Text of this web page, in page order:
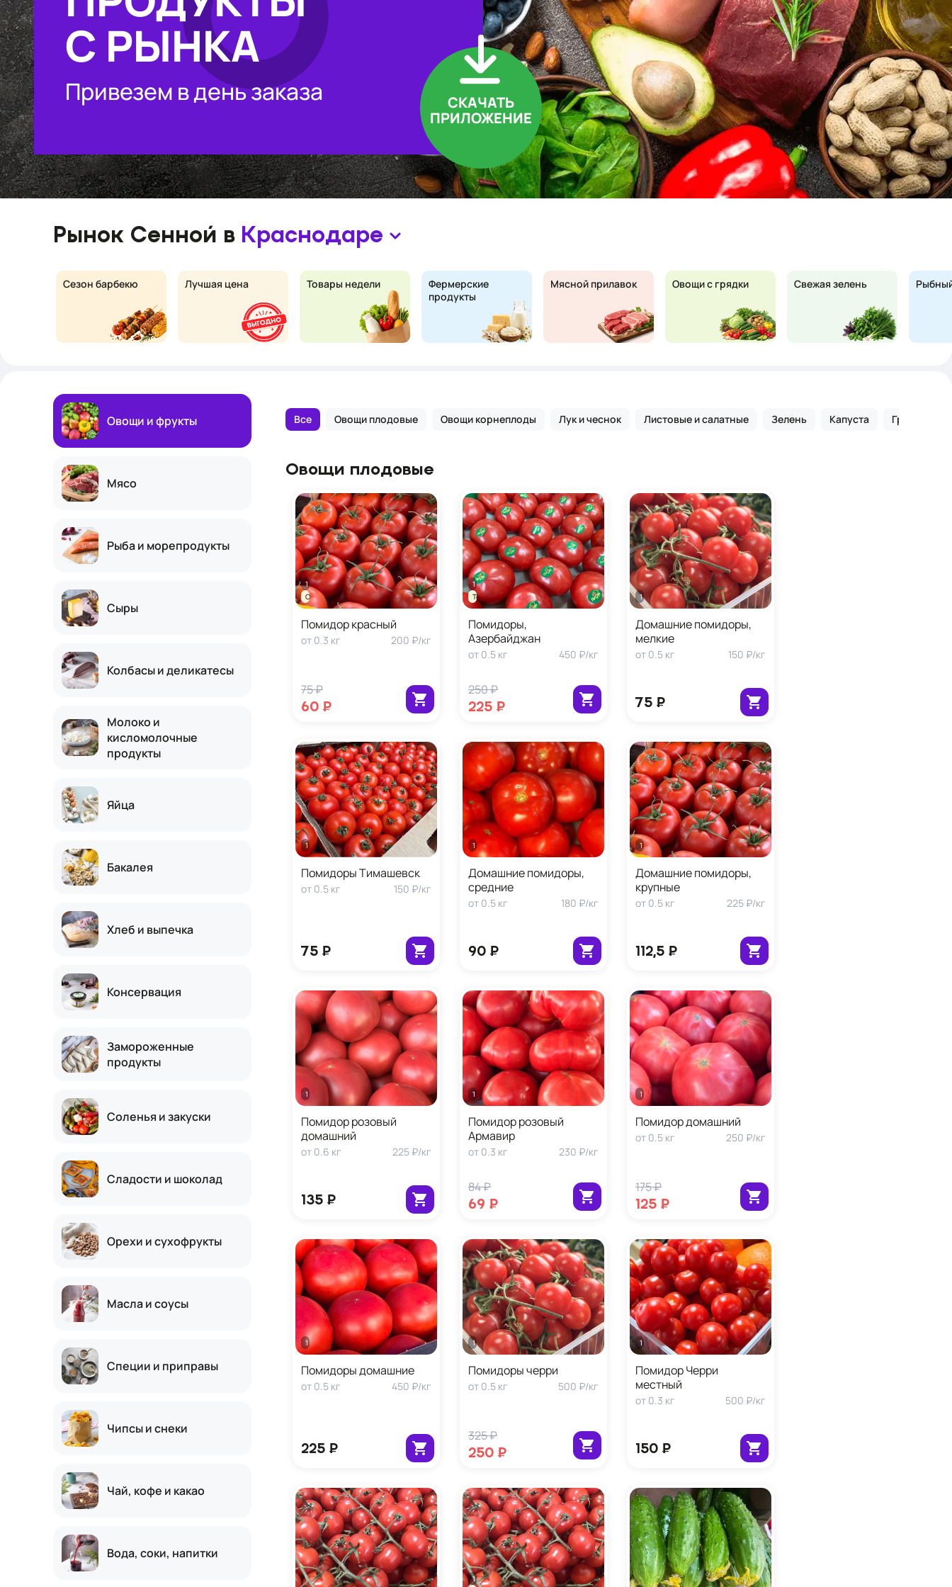
С РЫНКА
Привезем в день заказа
СКАЧАТЬ
ПРИЛОЖЕНИЕ
Рынок Сенной в Краснодаре
Сезон барбекю Лучшая цена Товары недели
Фермерские
продукты
Мясной прилавок Овощи с грядки Свежая зелень
Овощи и фрукты
Мясо
Рыба и морепродукты
Сыры
Колбасы и деликатесы
Молоко и
кисломолочные
продукты
Яйца
Бакалея
Хлеб и выпечка
Консервация
Замороженные
продукты
Соленья и закуски
Сладости и шоколад
Орехи и сухофрукты
Масла и соусы
Специи и приправы
Чипсы и снеки
Чай, кофе и какао
Вода, соки, напитки
Все Овощи плодовые Овощи корнеплоды Лук и чеснок Листовые и салатные Зелень Капуста Грибы
Овощи плодовые
1 кг
Сезон барбекю
Помидор красный
от 0.3 кг 200 ₽/кг
75 ₽
60 ₽
1 кг
Товары недели
Помидоры,
Азербайджан
от 0.5 кг 450 ₽/кг
250 ₽
225 ₽
1 кг
Домашние помидоры,
мелкие
от 0.5 кг 150 ₽/кг
75 ₽
1 кг
Помидоры Тимашевск
от 0.5 кг 150 ₽/кг
75 ₽
1 кг
Домашние помидоры,
средние
от 0.5 кг 180 ₽/кг
90 ₽
1 кг
Домашние помидоры,
крупные
от 0.5 кг 225 ₽/кг
112,5 ₽
1 кг
Помидор розовый
домашний
от 0.6 кг 225 ₽/кг
135 ₽
1 кг
Помидор розовый
Армавир
от 0.3 кг 230 ₽/кг
84 ₽
69 ₽
1 кг
Помидор домашний
от 0.5 кг 250 ₽/кг
175 ₽
125 ₽
1 кг
Помидоры домашние
от 0.5 кг 450 ₽/кг
225 ₽
1 кг
Помидоры черри
от 0.5 кг 500 ₽/кг
325 ₽
250 ₽
1 кг
Помидор Черри
местный
от 0.3 кг 500 ₽/кг
150 ₽
1 кг